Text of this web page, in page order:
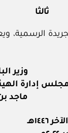
ثالثا
الرسمية،
وزير
إدارة
ماجد